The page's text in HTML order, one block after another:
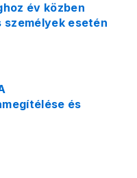
év közben
esetén
és